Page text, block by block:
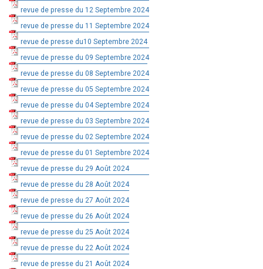
revue de presse du 12 Septembre 2024
revue de presse du 11 Septembre 2024
revue de presse du10 Septembre 2024
revue de presse du 09 Septembre 2024
revue de presse du 08 Septembre 2024
revue de presse du 05 Septembre 2024
revue de presse du 04 Septembre 2024
revue de presse du 03 Septembre 2024
revue de presse du 02 Septembre 2024
revue de presse du 01 Septembre 2024
revue de presse du 29 Août 2024
revue de presse du 28 Août 2024
revue de presse du 27 Août 2024
revue de presse du 26 Août 2024
revue de presse du 25 Août 2024
revue de presse du 22 Août 2024
revue de presse du 21 Août 2024